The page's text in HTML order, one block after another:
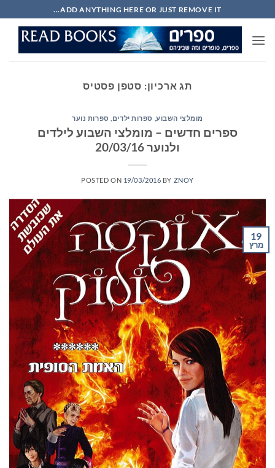
to
content
ADD ANYTHING HERE OR JUST REMOVE IT...
תג ארכיון: סטפן פסטיס
מומלצי השבוע, ספרות ילדים ספרות נוער
ספרים חדשים – מומלצי השבוע לילדים
ולנוער 20/03/16
POSTED ON 19/03/2016 BY ZNOY
19
מרץ